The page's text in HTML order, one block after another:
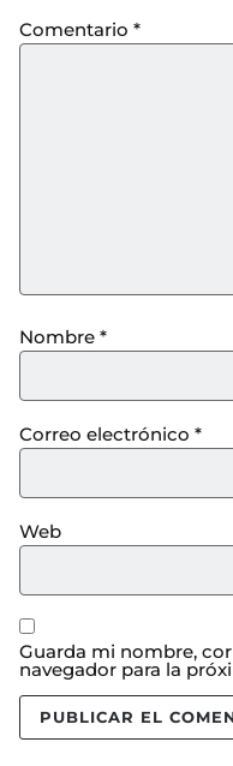
Comentario *
Nombre *
Correo electrónico *
Web
Guarda mi nombre,
navegador para la